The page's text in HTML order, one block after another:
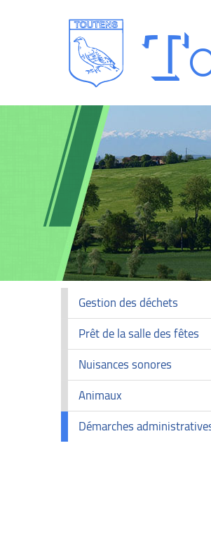
T
Gestion des déchets
Prêt de la salle des fêtes
Nuisances sonores
Animaux
Démarches